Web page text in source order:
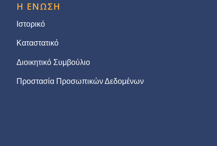
Η ΕΝΩΣΗ
Ιστορικό
Καταστατικό
Διοικητικό Συμβούλιο
Προστασία Προσωπικών Δεδομένων